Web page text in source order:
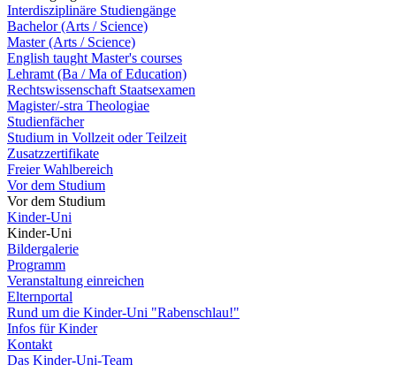
Interdisziplinäre Studiengänge
Bachelor (Arts / Science)
Master (Arts / Science)
English taught Master's courses
Lehramt (Ba / Ma of Education)
Rechtswissenschaft Staatsexamen
Magister/-stra Theologiae
Studienfächer
Studium in Vollzeit oder Teilzeit
Zusatzzertifikate
Freier Wahlbereich
Vor dem Studium
Vor dem Studium
Kinder-Uni
Kinder-Uni
Bildergalerie
Programm
Veranstaltung einreichen
Elternportal
Rund um die Kinder-Uni "Rabenschlau!"
Infos für Kinder
Kontakt
Das Kinder-Uni-Team